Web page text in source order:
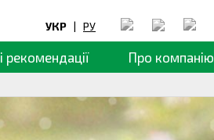
УКР | РУ
і рекомендації Про компанію